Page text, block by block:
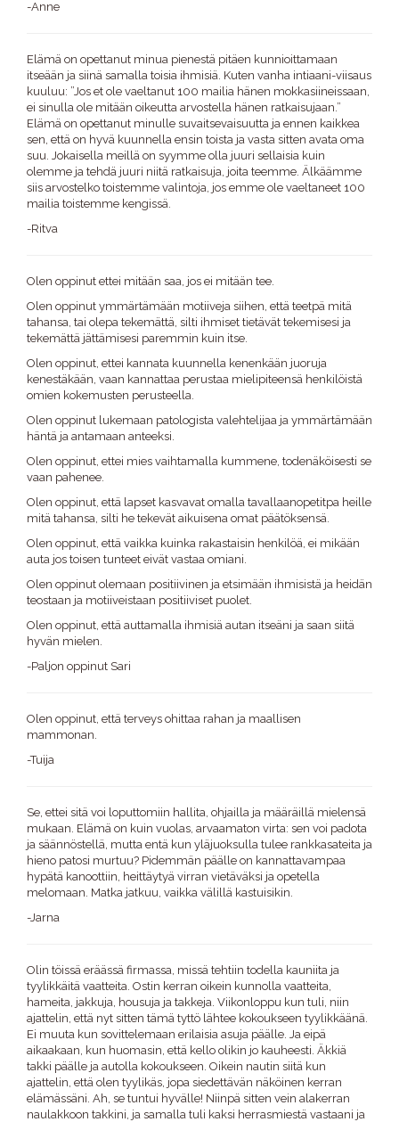
-Anne
Elämä on opettanut minua pienestä pitäen kunnioittamaan
itseään ja siinä samalla toisia ihmisiä. Kuten vanha intiaani-viisaus
kuuluu: ”Jos et ole vaeltanut 100 mailia hänen mokkasiineissaan,
ei sinulla ole mitään oikeutta arvostella hänen ratkaisujaan.”
Elämä on opettanut minulle suvaitsevaisuutta ja ennen kaikkea
sen, että on hyvä kuunnella ensin toista ja vasta sitten avata oma
suu. Jokaisella meillä on syymme olla juuri sellaisia kuin
olemme ja tehdä juuri niitä ratkaisuja, joita teemme. Älkäämme
siis arvostelko toistemme valintoja, jos emme ole vaeltaneet 100
mailia toistemme kengissä.
-Ritva
Olen oppinut ettei mitään saa, jos ei mitään tee.
Olen oppinut ymmärtämään motiiveja siihen, että teetpä mitä
tahansa, tai olepa tekemättä, silti ihmiset tietävät tekemisesi ja
tekemättä jättämisesi paremmin kuin itse.
Olen oppinut, ettei kannata kuunnella kenenkään juoruja
kenestäkään, vaan kannattaa perustaa mielipiteensä henkilöistä
omien kokemusten perusteella.
Olen oppinut lukemaan patologista valehtelijaa ja ymmärtämään
häntä ja antamaan anteeksi.
Olen oppinut, ettei mies vaihtamalla kummene, todenäköisesti se
vaan pahenee.
Olen oppinut, että lapset kasvavat omalla tavallaanopetitpa heille
mitä tahansa, silti he tekevät aikuisena omat päätöksensä.
Olen oppinut, että vaikka kuinka rakastaisin henkilöä, ei mikään
auta jos toisen tunteet eivät vastaa omiani.
Olen oppinut olemaan positiivinen ja etsimään ihmisistä ja heidän
teostaan ja motiiveistaan positiiviset puolet.
Olen oppinut, että auttamalla ihmisiä autan itseäni ja saan siitä
hyvän mielen.
-Paljon oppinut Sari
Olen oppinut, että terveys ohittaa rahan ja maallisen
mammonan.
-Tuija
Se, ettei sitä voi loputtomiin hallita, ohjailla ja määräillä mielensä
mukaan. Elämä on kuin vuolas, arvaamaton virta: sen voi padota
ja säännöstellä, mutta entä kun yläjuoksulla tulee rankkasateita ja
hieno patosi murtuu? Pidemmän päälle on kannattavampaa
hypätä kanoottiin, heittäytyä virran vietäväksi ja opetella
melomaan. Matka jatkuu, vaikka välillä kastuisikin.
-Jarna
Olin töissä eräässä firmassa, missä tehtiin todella kauniita ja
tyylikkäitä vaatteita. Ostin kerran oikein kunnolla vaatteita,
hameita, jakkuja, housuja ja takkeja. Viikonloppu kun tuli, niin
ajattelin, että nyt sitten tämä tyttö lähtee kokoukseen tyylikkäänä.
Ei muuta kun sovittelemaan erilaisia asuja päälle. Ja eipä
aikaakaan, kun huomasin, että kello olikin jo kauheesti. Äkkiä
takki päälle ja autolla kokoukseen. Oikein nautin siitä kun
ajattelin, että olen tyylikäs, jopa siedettävän näköinen kerran
elämässäni. Ah, se tuntui hyvälle! Niinpä sitten vein alakerran
naulakkoon takkini, ja samalla tuli kaksi herrasmiestä vastaani ja